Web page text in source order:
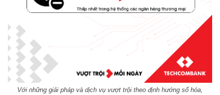
Với những giải pháp và dịch vụ vượt trội theo định hướng số hóa,